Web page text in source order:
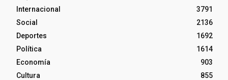
Internacional
3791
Social
2136
Deportes
1692
Política
1614
Economía
903
Cultura
855